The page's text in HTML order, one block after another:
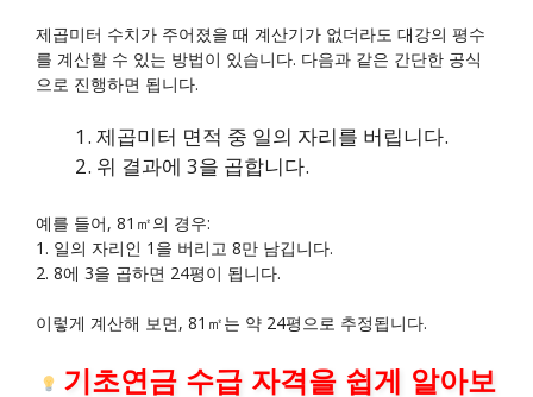
제곱미터 수치가 주어졌을 때 계산기가 없더라도 대강의 평수
를 계산할 수 있는 방법이 있습니다. 다음과 같은 간단한 공식
으로 진행하면 됩니다.
제곱미터 면적 중 일의 자리를 버립니다.
위 결과에 3을 곱합니다.
예를 들어, 81㎡의 경우:
1. 일의 자리인 1을 버리고 8만 남깁니다.
2. 8에 3을 곱하면 24평이 됩니다.
이렇게 계산해 보면, 81㎡는 약 24평으로 추정됩니다.
기초연금 수급 자격을 쉽게 알아보